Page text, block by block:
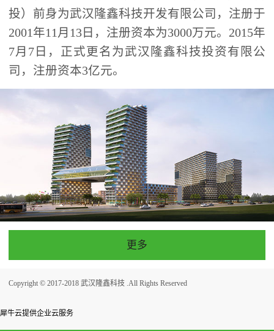
投）前身为武汉隆鑫科技开发有限公司，注册于
2001年11月13日，注册资本为3000万元。2015年
7月7日，正式更名为武汉隆鑫科技投资有限公
司，注册资本3亿元。
更多
Copyright © 2017-2018 武汉隆鑫科技 .All Rights Reserved
犀牛云提供企业云服务